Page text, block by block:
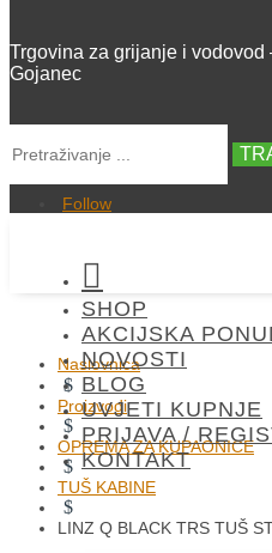
Trgovina za grijanje i
Gojanec
Follow

SHOP
AKCIJSKA
NOVOSTI
BLOG
UVJETI KUPNJE
PRIJAVA /
KONTAKT
Naslovnica
$
Proizvodi
$
OPREMA ZA KUPAONICE
$
TUŠ KABINE
$
LINZ Q BLACK TRS TUŠ